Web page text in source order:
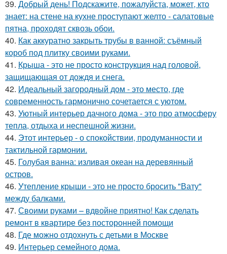
39. Добрый день! Подскажите, пожалуйста, может, кто
знает: на стене на кухне проступают желто - салатовые
пятна, проходят сквозь обои.
40. Как аккуратно закрыть трубы в ванной: съёмный
короб под плитку своими руками.
41. Крыша - это не просто конструкция над головой,
защищающая от дождя и снега.
42. Идеальный загородный дом - это место, где
современность гармонично сочетается с уютом.
43. Уютный интерьер дачного дома - это про атмосферу
тепла, отдыха и неспешной жизни.
44. Этот интерьер - о спокойствии, продуманности и
тактильной гармонии.
45. Голубая ванна: изливая океан на деревянный
остров.
46. Утепление крыши - это не просто бросить "Вату"
между балками.
47. Своими руками – вдвойне приятно! Как сделать
ремонт в квартире без посторонней помощи
48. Где можно отдохнуть с детьми в Москве
49. Интерьер семейного дома.